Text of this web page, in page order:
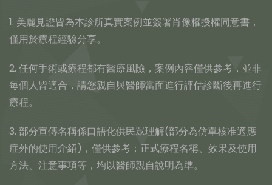
1. 美麗見證皆為本診所真實案例並簽署肖像權授權同意書，
僅用於療程經驗分享。
2. 任何手術或療程都有醫療風險，案例內容僅供參考，並非
每個人皆適合，請您親自與醫師當面進行評估診斷後再進行
療程。
3. 部分宣傳名稱係口語化供民眾理解(部分為仿單核准適應
症外的使用介紹)，僅供參考；正式療程名稱、效果及使用
方法、注意事項等，均以醫師親自說明為準。